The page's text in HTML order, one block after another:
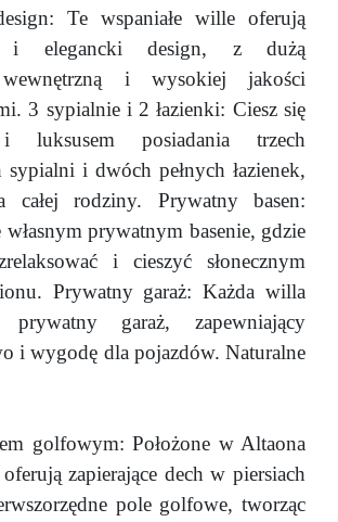
Te wspaniałe wille oferują
i elegancki design, z dużą
wewnętrzną i wysokiej jakości
3 sypialnie i 2 łazienki: Ciesz się
luksusem posiadania trzech
sypialni i dwóch pełnych łazienek,
całej rodziny. Prywatny basen:
własnym prywatnym basenie, gdzie
i cieszyć słonecznym
Prywatny garaż: Każda willa
garaż, zapewniający
i wygodę dla pojazdów. Naturalne
golfowym: Położone w Altaona
zapierające dech w piersiach
pole golfowe, tworząc